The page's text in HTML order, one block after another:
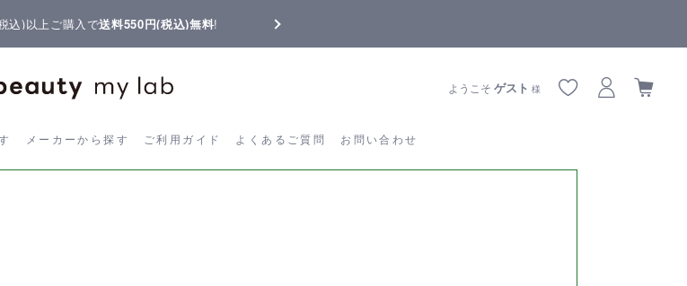
込)以上ご購入で送料550円(税込)無料!
メーカーから探す ご利用ガイド よくあるご質問 お問い合わせ
ようこそゲスト 様
探す メーカーから探す ご利用ガイド よくあるご質問